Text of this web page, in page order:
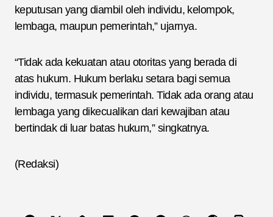
keputusan yang diambil oleh individu, kelompok,
lembaga, maupun pemerintah,” ujarnya.
“Tidak ada kekuatan atau otoritas yang berada di
atas hukum. Hukum berlaku setara bagi semua
individu, termasuk pemerintah. Tidak ada orang atau
lembaga yang dikecualikan dari kewajiban atau
bertindak di luar batas hukum,” singkatnya.
(Redaksi)